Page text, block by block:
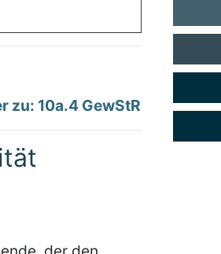
zu: 10a.4 GewStR